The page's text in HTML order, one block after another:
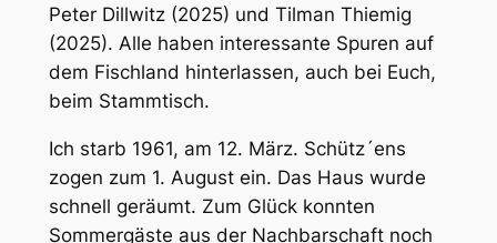
Peter Dillwitz (2025) und Tilman Thiemig
(2025). Alle haben interessante Spuren auf
dem Fischland hinterlassen, auch bei Euch,
beim Stammtisch.
Ich starb 1961, am 12. März. Schütz´ens
zogen zum 1. August ein. Das Haus wurde
schnell geräumt. Zum Glück konnten
Sommergäste aus der Nachbarschaft noch